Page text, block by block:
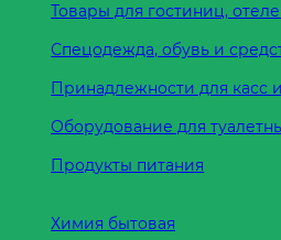
Товары для гостиниц,
Спецодежда, обувь и
Принадлежности для касс
Оборудование для
Продукты питания
Химия бытовая